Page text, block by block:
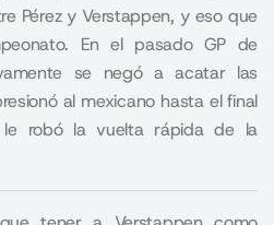
Pérez y Verstappen, y eso que
En el pasado GP de
se negó a acatar las
al mexicano hasta el final
robó la vuelta rápida de la